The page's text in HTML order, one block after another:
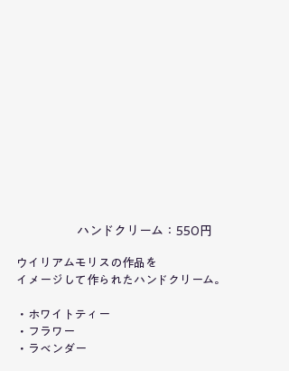
ハンドクリーム：550円
ウイリアムモリスの作品を
イメージして作られたハンドクリーム。
・ホワイトティー
・フラワー
・ラベンダー